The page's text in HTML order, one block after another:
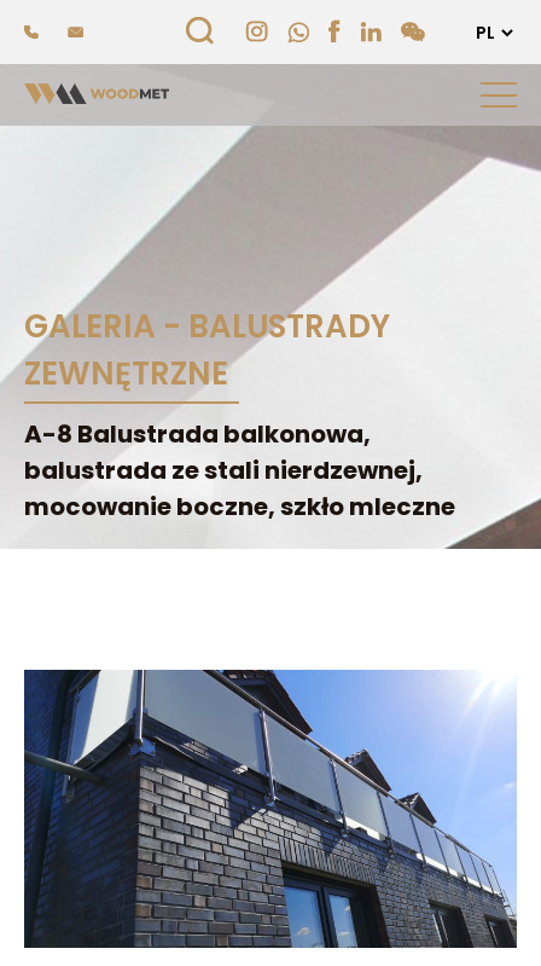
GALERIA - BALUSTRADY
ZEWNĘTRZNE
A-8 Balustrada balkonowa,
balustrada ze stali nierdzewnej,
mocowanie boczne, szkło mleczne